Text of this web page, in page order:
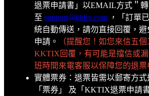
退票申請書」以EMAIL方式＂轉
至 support@kktix.com ，「訂單
統自動傳送，請勿直接回覆，
申請。
（提醒您！如您來信五
KKTIX回覆，有可能是擋信或
班時間來電客服以保障您的退票
實體票券：退票皆需以郵寄方
「票券」 及「KKTIX退票申請